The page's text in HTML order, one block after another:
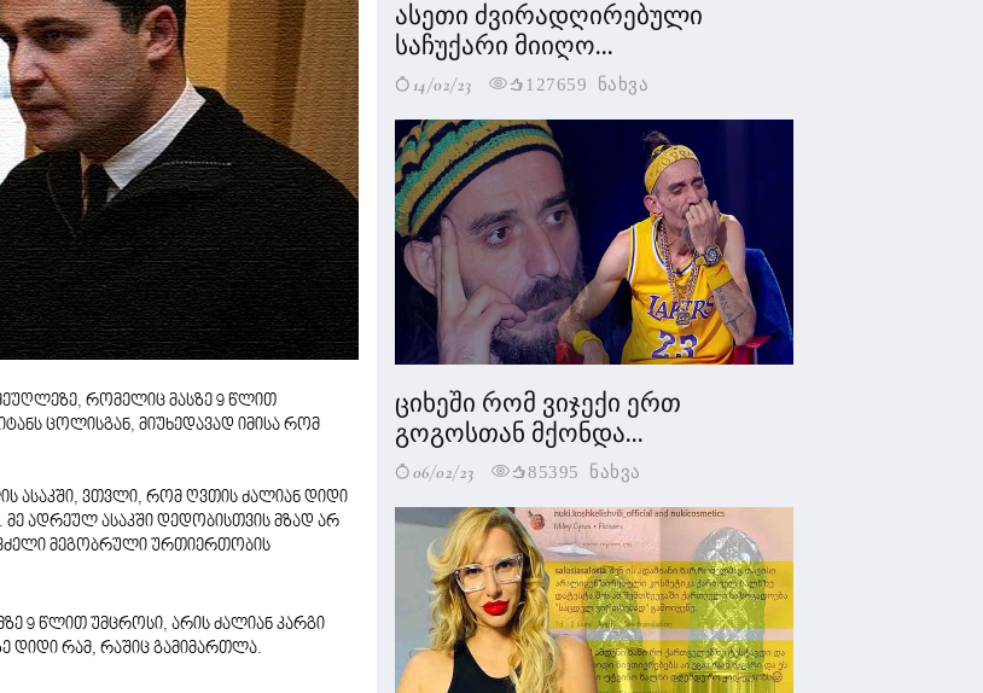
რომელიც მასზე 9 წლით
ცოლისგან, მიუხედავად იმისა რომ
ასაკში, ვთვლი, რომ ღვთის ძალიან დიდი
ადრეულ ასაკში დედობისთვის მზად არ
მეგობრული ურთიერთობის
9 წლით უმცროსი, არის ძალიან კარგი
დიდი რამ, რაშიც გამიმართლა.
ასეთი ძვირადღირებული
საჩუქარი მიიღო...
14/02/23 127659 ნახვა
ციხეში რომ ვიჯექი ერთ
გოგოსთან მქონდა...
06/02/23 85395 ნახვა